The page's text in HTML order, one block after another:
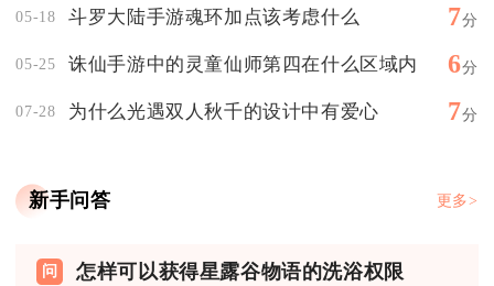
05-18 斗罗大陆手游魂环加点该考虑什么 7分
05-25 诛仙手游中的灵童仙师第四在什么区域内 6分
07-28 为什么光遇双人秋千的设计中有爱心 7分
新手问答 更多>
怎样可以获得星露谷物语的洗浴权限